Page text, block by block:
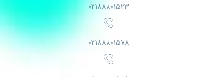
۰۲۱۸۸۸۰۱۵۲۳
۰۲۱۸۸۸۰۱۵۷۸